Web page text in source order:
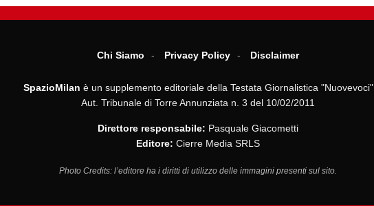
Chi Siamo Privacy Policy Disclaimer
SpazioMilan è un supplemento editoriale della Testata Giornalistica "Nuovevoci"
Aut. Tribunale di Torre Annunziata n. 3 del 10/02/2011
Direttore responsabile: Pasquale Giacometti
Editore: Cierre Media SRLS
Photo Credits: l’editore ha i diritti di utilizzo delle immagini presenti sul sito.